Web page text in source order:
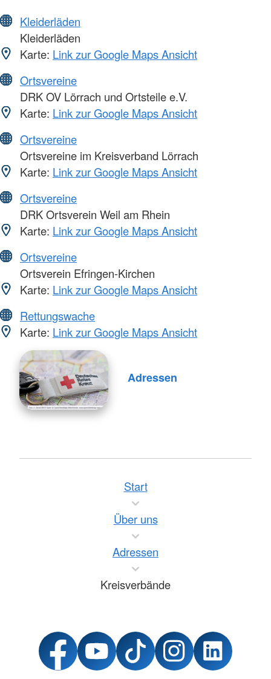
Kleiderläden
Kleiderläden
Karte: Link zur Google Maps Ansicht
Ortsvereine
DRK OV Lörrach und Ortsteile e.V.
Karte: Link zur Google Maps Ansicht
Ortsvereine
Ortsvereine im Kreisverband Lörrach
Karte: Link zur Google Maps Ansicht
Ortsvereine
DRK Ortsverein Weil am Rhein
Karte: Link zur Google Maps Ansicht
Ortsvereine
Ortsverein Efringen-Kirchen
Karte: Link zur Google Maps Ansicht
Rettungswache
Karte: Link zur Google Maps Ansicht
Adressen
Start
Über uns
Adressen
Kreisverbände